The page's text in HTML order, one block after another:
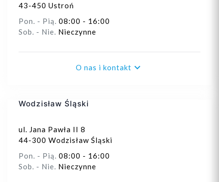
43-450 Ustroń
Pon. - Pią. 08:00 - 16:00
Sob. - Nie. Nieczynne
O nas i kontakt 
Wodzisław Śląski
ul. Jana Pawła II 8
44-300 Wodzisław Śląski
Pon. - Pią. 08:00 - 16:00
Sob. - Nie. Nieczynne